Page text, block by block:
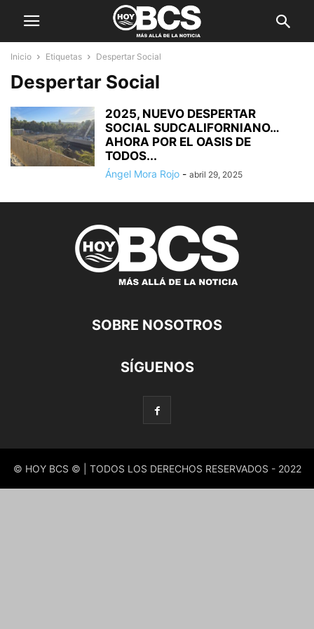
Inicio Etiquetas Despertar Social
Despertar Social
2025, NUEVO DESPERTAR
SOCIAL SUDCALIFORNIANO…
AHORA POR EL OASIS DE
TODOS...
Ángel Mora Rojo - abril 29, 2025
SOBRE NOSOTROS
SÍGUENOS
© HOY BCS © | TODOS LOS DERECHOS RESERVADOS - 2022